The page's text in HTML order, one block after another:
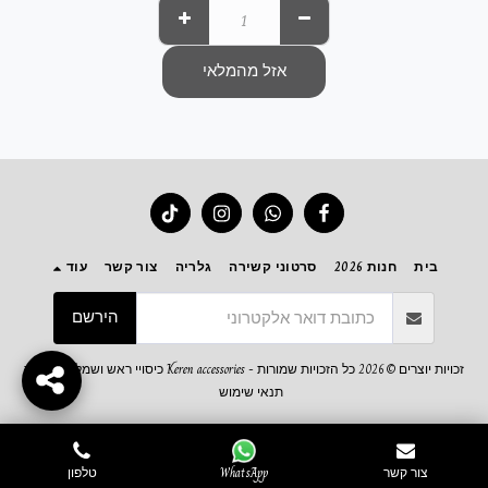
אזל מהמלאי
בית חנות 2026 סרטוני קשירה גלריה צור קשר עוד
הירשם
זכויות יוצרים © 2026 כל הזכויות שמורות -
Keren accessories כיסויי ראש ושמלות צנועות
תנאי שימוש
WhatsApp טלפון צור קשר